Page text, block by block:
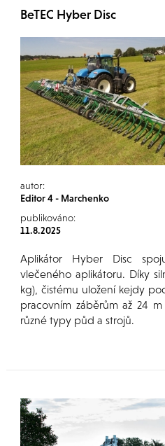
BeTEC Hyber Disc
autor:
Editor 4 - Marchenko
publikováno:
11.8.2025
Aplikátor Hyber Disc
vlečeného aplikátoru. Díky
kg), čistému uložení kejdy
pracovním záběrům až 24
různé typy půd a strojů.